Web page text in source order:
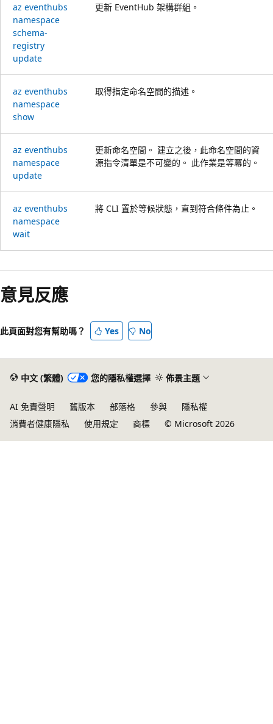
az eventhubs
namespace
schema-
registry
update
更新 EventHub 架構群組。
az eventhubs
namespace
show
取得指定命名空間的描述。
az eventhubs
namespace
update
更新命名空間。 建立之後，此命名空間的資
源指令清單是不可變的。 此作業是等冪的。
az eventhubs
namespace
wait
將 CLI 置於等候狀態，直到符合條件為止。
意見反應
此頁面對您有幫助嗎？ Yes No
中文 (繁體) 您的隱私權選擇 佈景主題
AI 免責聲明 舊版本 部落格 參與
隱私權
消費者健康隱私
使用規定 商標 © Microsoft 2026